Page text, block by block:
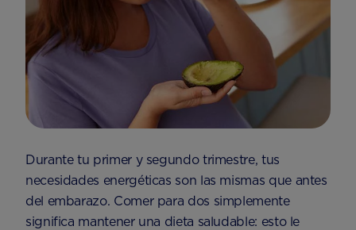
Durante tu primer y segundo trimestre, tus
necesidades energéticas son las mismas que antes
del embarazo. Comer para dos simplemente
significa mantener una dieta saludable: esto le